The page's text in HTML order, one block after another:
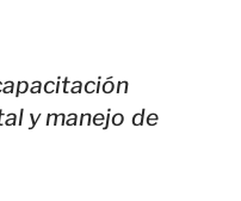
y manejo de